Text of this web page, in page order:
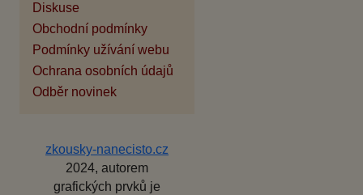
Diskuse
Obchodní podmínky
Podmínky užívání webu
Ochrana osobních údajů
Odběr novinek
zkousky-nanecisto.cz
2024, autorem
grafických prvků je